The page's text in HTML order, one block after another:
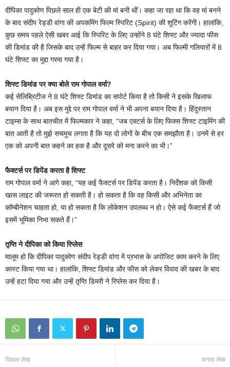
दीपिका पादुकोण पिछले साल ही एक बेटी की मां बनी थीं। कहा जा रहा था कि वह मां बनने
के बाद संदीप रेड्डी वांगा की अपकमिंग फिल्म स्पिरिट (Spirit) की शूटिंग करेंगी। हालांकि,
कुछ समय पहले ऐसी खबर आई कि स्पिरिट के लिए उन्होंने 8 घंटे शिफ्ट और ज्यादा फीस
की डिमांड की है जिसके बाद उन्हें फिल्म से बाहर कर दिया गया। अब फिल्मी गलियारों में 8
घंटे शिफ्ट का मुद्दा गरमा गया है।
शिफ्ट डिमांड पर क्या बोले राम गोपाल वर्मा?
कई सेलिब्रिटीज ने 8 घंटे शिफ्ट डिमांड का सपोर्ट किया है तो किसी ने इसके खिलाफ
बयान दिया है। अब इस मुद्दे पर राम गोपाल वर्मा ने भी अपना बयान दिया है। हिंदुस्तान
टाइम्स के साथ बातचीत में फिल्मकार ने कहा, “जब एक्टर्स के लिए फिक्स शिफ्ट टाइमिंग की
बात आती है तो मुझे सचमुच लगता है कि यह दो लोगों के बीच एक समझौता है। उनमें से हर
एक को अपनी बात कहने का हक है और दूसरे को मना करने का भी।”
फैक्टर्स पर डिपेंड करता है शिफ्ट
राम गोपाल वर्मा ने आगे कहा, “यह कई फैक्टर्स पर डिपेंड करता है। निर्देशक को किसी
खास लाइट की जरूरत हो सकती है। हो सकता है कि वह किसी और अभिनेता का
कॉम्बीनेशन चाहता हो, या हो सकता है कि लोकेशन उपलब्ध न हो। ऐसे कई फैक्टर्स हैं जो
इसमें भूमिका निभा सकते हैं।”
तृप्ति ने दीपिका को किया रिप्लेस
मालूम हो कि दीपिका पादुकोण संदीप रेड्डी वांगा में प्रभास के अपोजिट काम करने के लिए
कास्ट किया गया था। हालांकि, शिफ्ट डिमांड और फीस को लेकर विवाद की खबर के बाद
उन्हें हटा दिया गया और उन्हें तृप्ति डिमरी ने रिप्लेस कर दिया है।
पिछला लेख अगला लेख